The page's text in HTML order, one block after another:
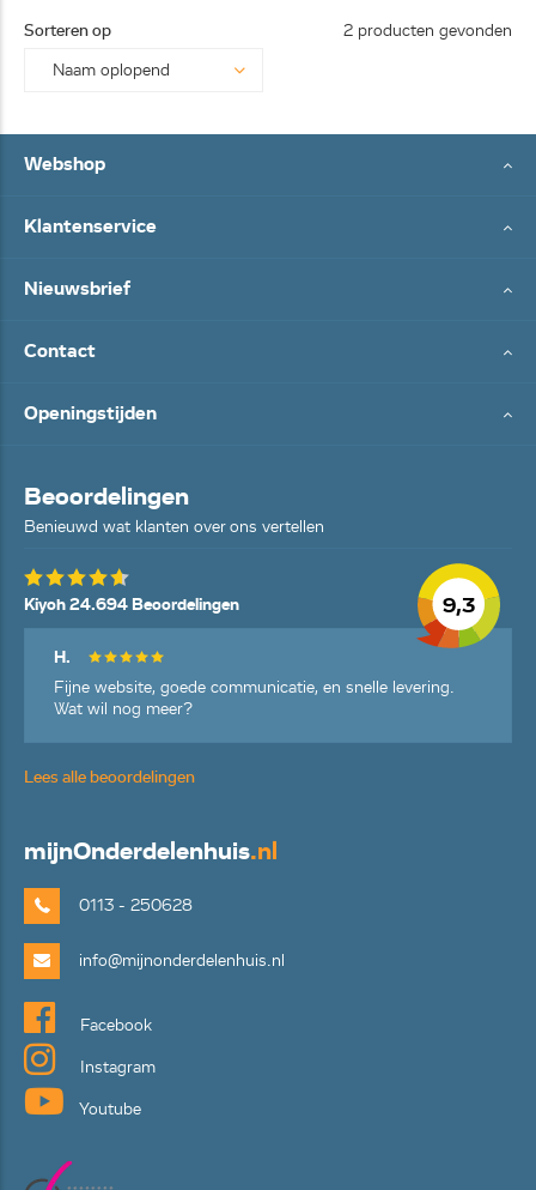
Sorteren op 2 producten gevonden
Webshop
Klantenservice
Nieuwsbrief
Contact
Openingstijden
Beoordelingen
Benieuwd wat klanten over ons vertellen
9,3
Kiyoh 24.694 Beoordelingen
H.
Fijne website, goede communicatie, en snelle levering.
Wat wil nog meer?
Lees alle beoordelingen
mijnOnderdelenhuis.nl
0113 - 250628
info@mijnonderdelenhuis.nl
Facebook
Instagram
Youtube